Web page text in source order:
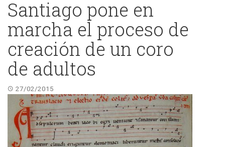
Santiago pone en
marcha el proceso de
creación de un coro
de adultos
27/02/2015